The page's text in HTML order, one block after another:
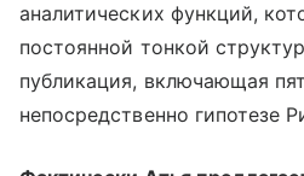
аналитических функций,
постоянной тонкой
публикация, включающая
непосредственно гипотезе